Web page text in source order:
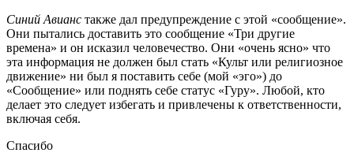
Синий Авианс также дал предупреждение с этой «сообщение».
Они пытались доставить это сообщение «Три другие
времена» и он исказил человечество. Они «очень ясно» что
эта информация не должен был стать «Культ или религиозное
движение» ни был я поставить себе (мой «эго») до
«Сообщение» или поднять себе статус «Гуру». Любой, кто
делает это следует избегать и привлечены к ответственности,
включая себя.
Спасибо